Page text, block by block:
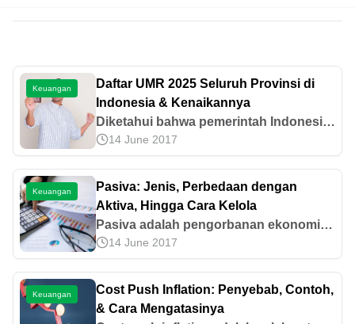
Keuangan
Daftar UMR 2025 Seluruh Provinsi di
Indonesia & Kenaikannya
Diketahui bahwa pemerintah Indonesia
telah mengumumkan informasi terkait
UMR 2025. Apakah nantinya mengalami
kenaikan atau tidak? Simak
selengkapnya di sini!
14 June 2017
Keuangan
Pasiva: Jenis, Perbedaan dengan
Aktiva, Hingga Cara Kelola
Pasiva adalah pengorbanan ekonomi
oleh suatu entitas bisnis karena adanya
aktivitas usaha. Ketahui jenis, cara
mengelola, hingga bedanya dengan
aktiva di sini!
14 June 2017
Keuangan
Cost Push Inflation: Penyebab, Contoh,
& Cara Mengatasinya